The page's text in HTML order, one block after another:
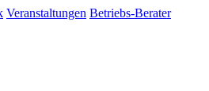
Veranstaltungen Betriebs-Berater